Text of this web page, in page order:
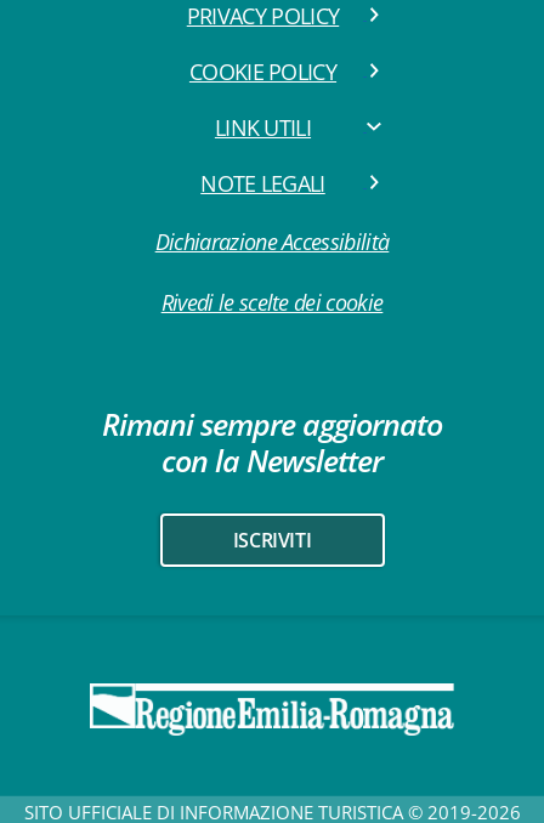
PRIVACY POLICY
COOKIE POLICY
LINK UTILI
NOTE LEGALI
Dichiarazione Accessibilità
Rivedi le scelte dei cookie
Rimani sempre aggiornato
con la Newsletter
ISCRIVITI
SITO UFFICIALE DI INFORMAZIONE TURISTICA © 2019-2026